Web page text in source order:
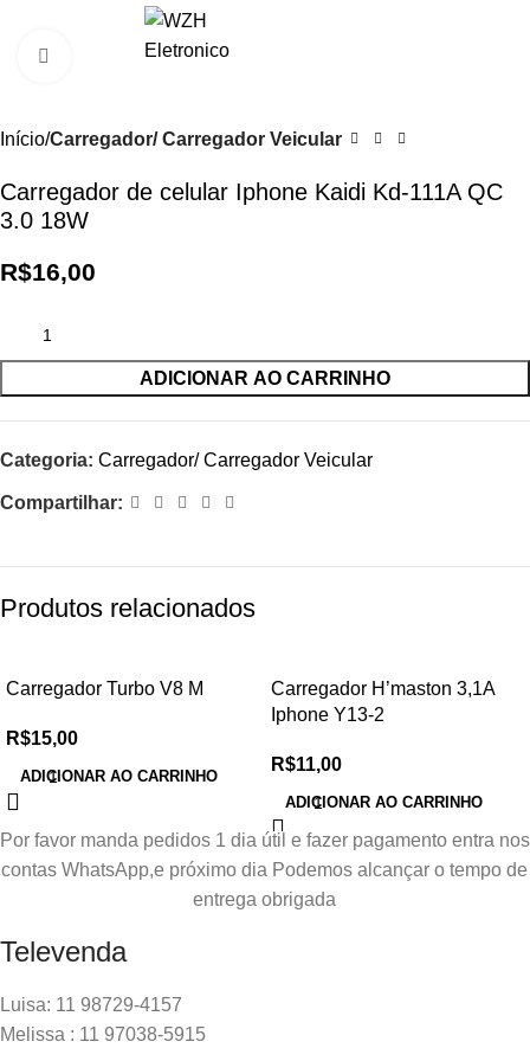
Clique para ampliar
Início Carregador/ Carregador Veicular
Carregador de celular Iphone Kaidi Kd-111A QC
3.0 18W
R$16,00
ADICIONAR AO CARRINHO
Categoria: Carregador/ Carregador Veicular
Compartilhar:
Produtos relacionados
Carregador Turbo V8 M
R$15,00
ADICIONAR AO CARRINHO
Carregador H’maston 3,1A
Iphone Y13-2
R$11,00
ADICIONAR AO CARRINHO
Por favor manda pedidos 1 dia útil e fazer pagamento entra nos
contas WhatsApp,e próximo dia Podemos alcançar o tempo de
entrega obrigada
Televenda
Luisa: 11 98729-4157
Melissa : 11 97038-5915